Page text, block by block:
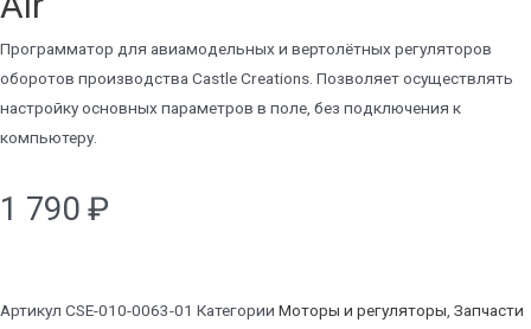
Программатор для авиамодельных и вертолётных регуляторов
оборотов производства Castle Creations. Позволяет осуществлять
настройку основных параметров в поле, без подключения к
компьютеру.
1 790 ₽
Артикул CSE-010-0063-01 Категории Моторы и регуляторы, Запчасти